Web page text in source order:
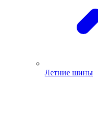
Летние шины